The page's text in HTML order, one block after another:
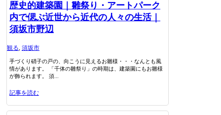
歴史的建築園｜雛祭り・アートパーク
内で偲ぶ近世から近代の人々の生活｜
須坂市野辺
観る, 須坂市
手づくり硝子の戸の、向こうに見えるお雛様・・・なんとも風
情があります。 「千体の雛祭り」の時期は、建築園にもお雛様
が飾られます。 須...
記事を読む